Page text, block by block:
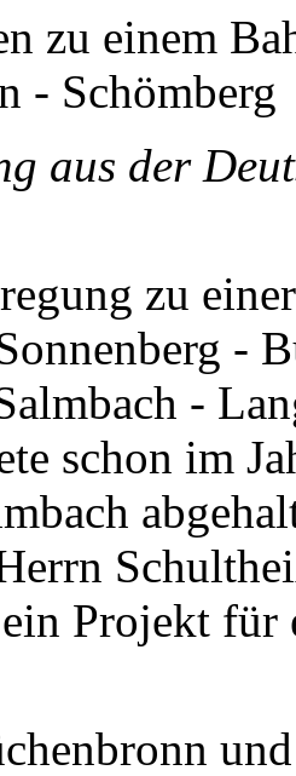
zu einem
- Schömberg
aus der
zu
-
-
schon im
Projekt für